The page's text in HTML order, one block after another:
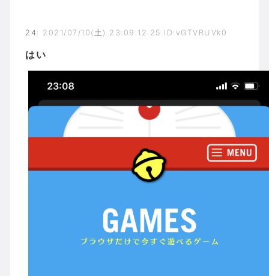
24 : 2021/07/10(土) 23:09:12.25 ID:vGTVRUVk0
はい